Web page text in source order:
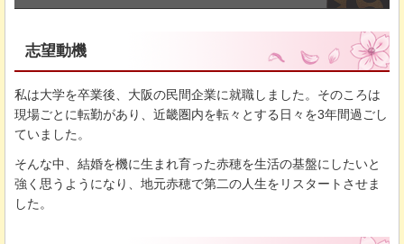
志望動機
私は大学を卒業後、大阪の民間企業に就職しました。そのころは
現場ごとに転勤があり、近畿圏内を転々とする日々を3年間過ごし
ていました。
そんな中、結婚を機に生まれ育った赤穂を生活の基盤にしたいと
強く思うようになり、地元赤穂で第二の人生をリスタートさせま
した。